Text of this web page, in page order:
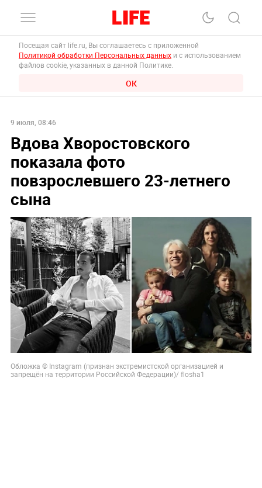
Посещая сайт life.ru, Вы соглашаетесь с приложенной
Политикой обработки Персональных данных и с использованием
файлов cookie, указанных в данной Политике.
ОК
9 июля, 08:46
Вдова Хворостовского
показала фото
повзрослевшего 23-летнего
сына
Обложка © Instagram (признан экстремистской организацией и
запрещён на территории Российской Федерации)/ flosha1